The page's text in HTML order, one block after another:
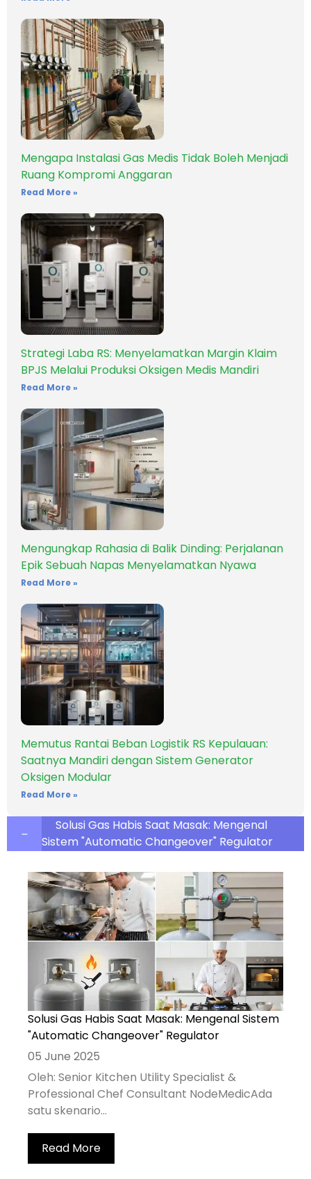
Mengapa Instalasi Gas Medis Tidak Boleh Menjadi
Ruang Kompromi Anggaran
Read More »
Strategi Laba RS: Menyelamatkan Margin Klaim
BPJS Melalui Produksi Oksigen Medis Mandiri
Read More »
Mengungkap Rahasia di Balik Dinding: Perjalanan
Epik Sebuah Napas Menyelamatkan Nyawa
Read More »
Memutus Rantai Beban Logistik RS Kepulauan:
Saatnya Mandiri dengan Sistem Generator
Oksigen Modular
Read More »
Solusi Gas Habis Saat Masak: Mengenal
Sistem "Automatic Changeover" Regulator
Solusi Gas Habis Saat Masak: Mengenal Sistem
"Automatic Changeover" Regulator
05 June 2025
Oleh: Senior Kitchen Utility Specialist &
Professional Chef Consultant NodeMedicAda
satu skenario...
Read More